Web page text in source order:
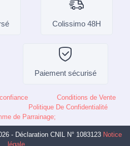
Colissimo 48H
Paiement sécurisé
Conditions de Vente
Politique De Confidentialité
de Parrainage;
- Déclaration CNIL N° 1083123 Notice
légale